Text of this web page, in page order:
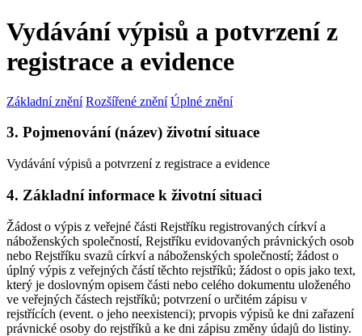
Vydávání výpisů a potvrzení z
registrace a evidence
Základní znění Rozšířené znění Úplné znění
3. Pojmenování (název) životní situace
Vydávání výpisů a potvrzení z registrace a evidence
4. Základní informace k životní situaci
Žádost o výpis z veřejné části Rejstříku registrovaných církví a
náboženských společností, Rejstříku evidovaných právnických osob
nebo Rejstříku svazů církví a náboženských společností; žádost o
úplný výpis z veřejných částí těchto rejstříků; žádost o opis jako text,
který je doslovným opisem části nebo celého dokumentu uloženého
ve veřejných částech rejstříků; potvrzení o určitém zápisu v
rejstřících (event. o jeho neexistenci); prvopis výpisů ke dni zařazení
právnické osoby do rejstříků a ke dni zápisu změny údajů do listiny.